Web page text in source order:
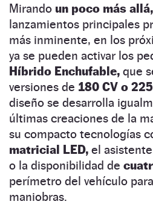
Mirando un poco más allá,
lanzamientos principales
más inminente, en los
ya se pueden activar los
Híbrido Enchufable, que
versiones de 180 CV o
diseño se desarrolla
últimas creaciones de la
su compacto tecnologías
matricial LED, el
o la disponibilidad de
perímetro del vehículo
maniobras.